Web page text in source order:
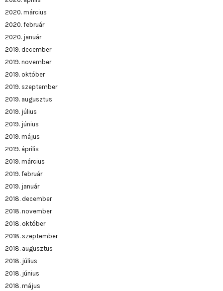
2020. március
2020. február
2020. január
2019. december
2019. november
2019. október
2019. szeptember
2019. augusztus
2019. július
2019. június
2019. május
2019. április
2019. március
2019. február
2019. január
2018. december
2018. november
2018. október
2018. szeptember
2018. augusztus
2018. július
2018. június
2018. május